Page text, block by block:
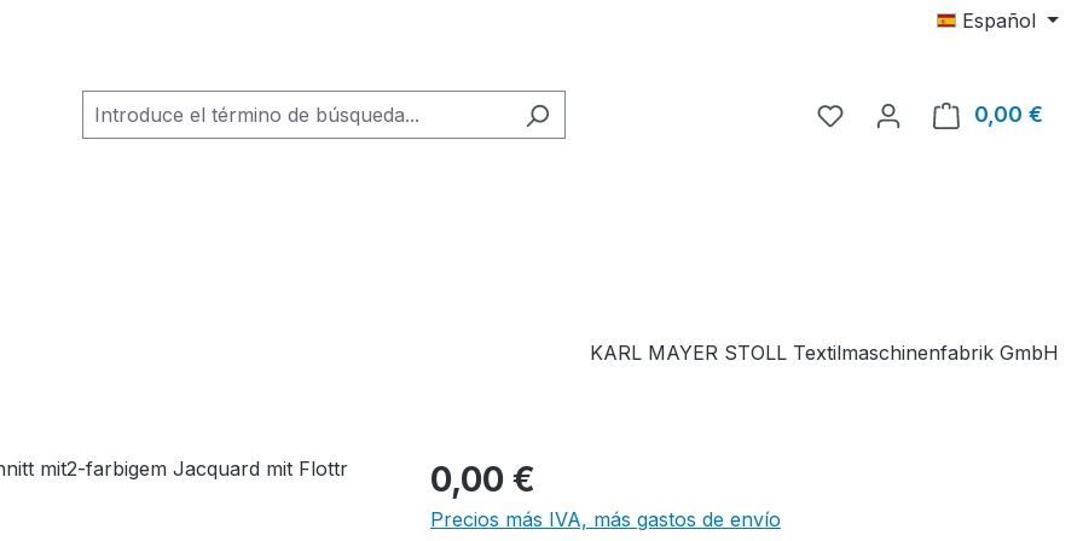
Español
Tienes 0 artículos en tu
0,00 €
KARL MAYER STOLL Textilmaschinenfabrik GmbH
0,00 €
Precios más IVA, más gastos de envío